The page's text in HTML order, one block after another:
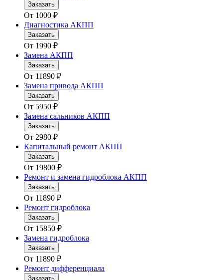
Заказать
От 1000 ₽
Диагностика АКПП
Заказать
От 1990 ₽
Замена АКПП
Заказать
От 11890 ₽
Замена привода АКПП
Заказать
От 5950 ₽
Замена сальников АКПП
Заказать
От 2980 ₽
Капитальный ремонт АКПП
Заказать
От 19800 ₽
Ремонт и замена гидроблока АКПП
Заказать
От 11890 ₽
Ремонт гидроблока
Заказать
От 15850 ₽
Замена гидроблока
Заказать
От 11890 ₽
Ремонт дифференциала
Заказать